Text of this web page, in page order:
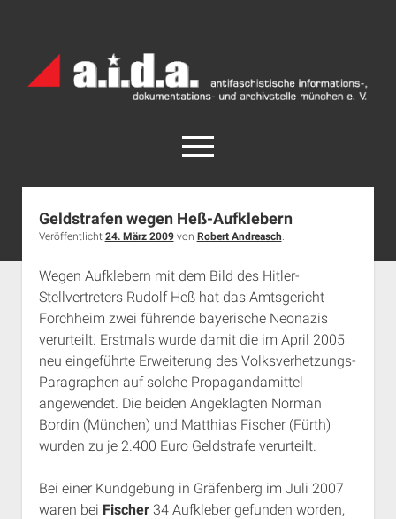
Archiv
München
open
menu
facebook
rss info@aida-archiv.de
Home
Aktuelles
Termine
open
dropdown
menu
Antifaschistische Termine im Süden
Antifaschistische Termine in München
Rechte Termine im Süden
Rechte Termine München
Chronologie
Das Archiv
open
dropdown
menu
a.i.d.a. e. V. unterstützen
Über a.i.d.a.
RSS-Feeds, Twitter & Facebook
Kontakt & PGP-Key
Impressum
Geldstrafen wegen Heß-Aufklebern
Veröffentlicht 24. März 2009von Robert Andreasch
Wegen Aufklebern mit dem Bild des Hitler-
Stellvertreters Rudolf Heß hat das Amtsgericht
Forchheim zwei führende bayerische Neonazis
verurteilt. Erstmals wurde damit die im April 2005
neu eingeführte Erweiterung des Volksverhetzungs-
Paragraphen auf solche Propagandamittel
angewendet. Die beiden Angeklagten Norman
Bordin (München) und Matthias Fischer (Fürth)
wurden zu je 2.400 Euro Geldstrafe verurteilt.
Bei einer Kundgebung in Gräfenberg im Juli 2007
waren bei Fischer34 Aufkleber gefunden worden,